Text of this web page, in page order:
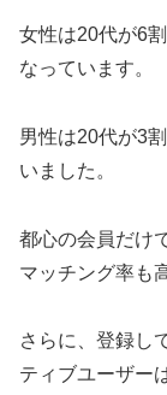
女性は20代が6
なっています。
男性は20代が3
いました。
都心の会員だけ
マッチング率も
さらに、登録し
ティブユーザー